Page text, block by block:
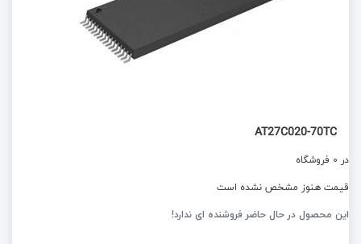
AT27C020-70TC
در 0 فروشگاه
قیمت هنوز مشخص نشده است
این محصول در حال حاضر فروشنده ای ندارد!